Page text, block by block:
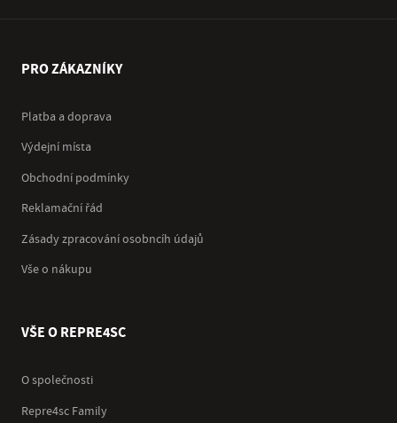
PRO ZÁKAZNÍKY
Platba a doprava
Výdejní místa
Obchodní podmínky
Reklamační řád
Zásady zpracování osobncíh údajů
Vše o nákupu
VŠE O REPRE4SC
O společnosti
Repre4sc Family